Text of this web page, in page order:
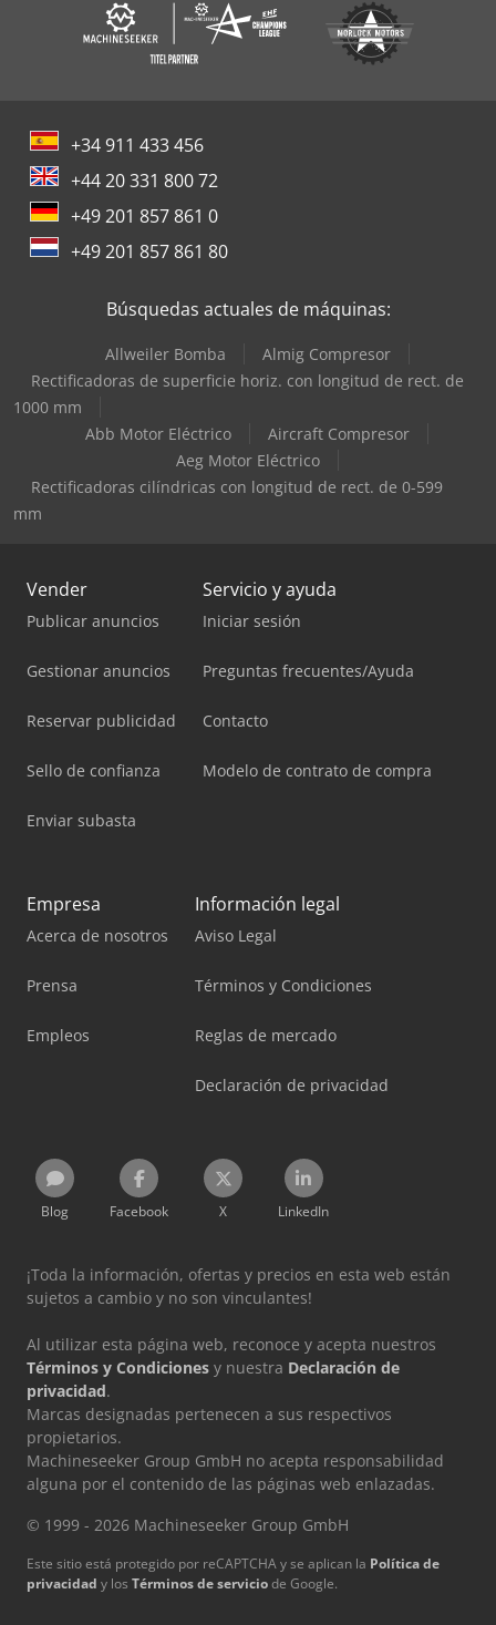
+34 911 433 456
+44 20 331 800 72
+49 201 857 861 0
+49 201 857 861 80
Búsquedas actuales de máquinas:
Allweiler Bomba
Almig Compresor
Rectificadoras de superficie horiz. con longitud de rect. de
1000 mm
Abb Motor Eléctrico
Aircraft Compresor
Aeg Motor Eléctrico
Rectificadoras cilíndricas con longitud de rect. de 0-599
mm
Vender
Publicar anuncios
Gestionar anuncios
Reservar publicidad
Sello de confianza
Enviar subasta
Servicio y ayuda
Iniciar sesión
Preguntas frecuentes/Ayuda
Contacto
Modelo de contrato de compra
Empresa
Acerca de nosotros
Prensa
Empleos
Información legal
Aviso Legal
Términos y Condiciones
Reglas de mercado
Declaración de privacidad
Blog Facebook X LinkedIn
¡Toda la información, ofertas y precios en esta web están
sujetos a cambio y no son vinculantes!
Al utilizar esta página web, reconoce y acepta nuestros
Términos y Condiciones y nuestra Declaración de
privacidad.
Marcas designadas pertenecen a sus respectivos
propietarios.
Machineseeker Group GmbH no acepta responsabilidad
alguna por el contenido de las páginas web enlazadas.
© 1999 - 2026 Machineseeker Group GmbH
Este sitio está protegido por reCAPTCHA y se aplican la Política de
privacidad y los Términos de serviciode Google.